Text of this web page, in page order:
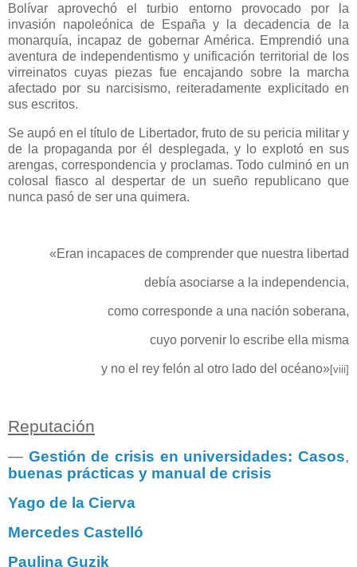
Bolívar aprovechó el turbio entorno provocado por la
invasión napoleónica de España y la decadencia de la
monarquía, incapaz de gobernar América. Emprendió una
aventura de independentismo y unificación territorial de los
virreinatos cuyas piezas fue encajando sobre la marcha
afectado por su narcisismo, reiteradamente explicitado en
sus escritos.
Se aupó en el título de Libertador, fruto de su pericia militar y
de la propaganda por él desplegada, y lo explotó en sus
arengas, correspondencia y proclamas. Todo culminó en un
colosal fiasco al despertar de un sueño republicano que
nunca pasó de ser una quimera.
«Eran incapaces de comprender que nuestra libertad
debía asociarse a la independencia,
como corresponde a una nación soberana,
cuyo porvenir lo escribe ella misma
y no el rey felón al otro lado del océano»[viii]
Reputación
― Gestión de crisis en universidades: Casos,
buenas prácticas y manual de crisis
Yago de la Cierva
Mercedes Castelló
Paulina Guzik